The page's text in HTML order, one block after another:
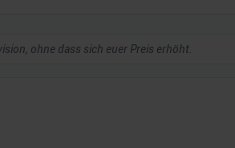
ohne dass sich euer Preis erhöht.